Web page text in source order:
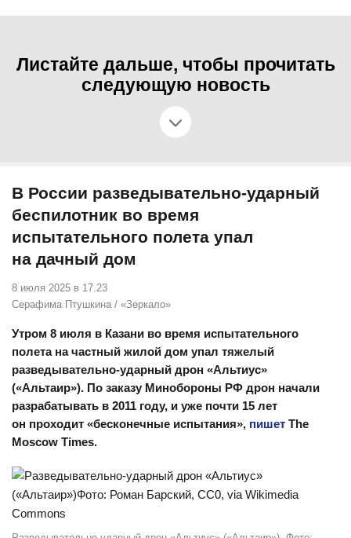
Листайте дальше, чтобы прочитать
следующую новость